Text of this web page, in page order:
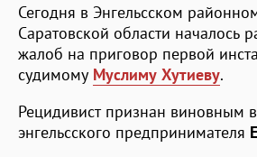
Сегодня в Энгельсском
Саратовской области началось
жалоб на приговор первой
судимому Муслиму Хутиеву.
Рецидивист признан виновным
энгельсского предпринимателя